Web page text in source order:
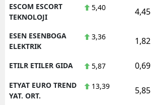
ESCOM ESCORT
TEKNOLOJI
5,40 4,45
ESEN ESENBOGA
ELEKTRIK
3,36 1,82
ETILR ETILER GIDA 5,87 0,69
ETYAT EURO TREND
YAT. ORT.
13,39 5,85